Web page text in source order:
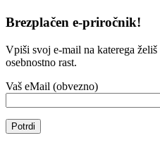
Brezplačen e-priročnik!
Vpiši svoj e-mail na katerega
osebnostno rast.
Vaš eMail (obvezno)